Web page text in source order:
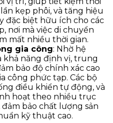
kẹp phôi, và tăng hiệu
đặc biệt hữu ích cho các
nơi mà việc di chuyển
mất nhiều thời gian.
gia công: Nhờ hệ
khả năng định vị, trung
bảo độ chính xác cao
công phức tạp. Các bộ
điều khiển tự động, và
hoạt theo nhiều trục
bảo chất lượng sản
kỹ thuật cao.